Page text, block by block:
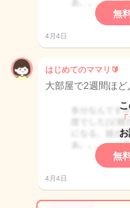
無
4月4日
はじめてのママリ🔰
大部屋で2週間ほど
無
4月4日